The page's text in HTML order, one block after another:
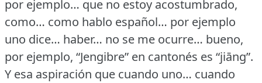
por ejemplo… que no estoy acostumbrado,
como… como hablo español… por ejemplo
uno dice… haber… no se me ocurre… bueno,
por ejemplo, “Jengibre” en cantonés es “jiāng”.
Y esa aspiración que cuando uno… cuando